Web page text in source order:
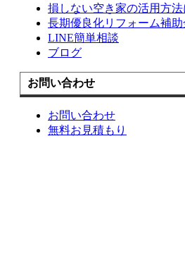
損しない空き家の活用方法
長期優良化リフォーム補助
LINE簡単相談
ブログ
お問い合わせ
お問い合わせ
無料お見積もり